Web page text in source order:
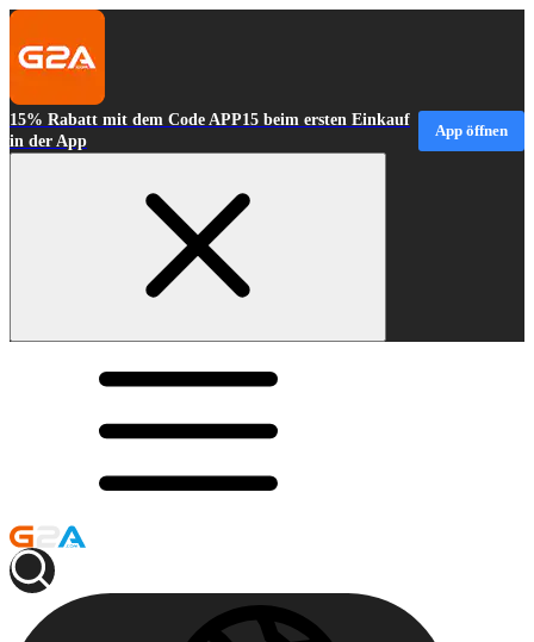
15% Rabatt mit dem Code APP15 beim ersten Einkauf
in der App
App öffnen